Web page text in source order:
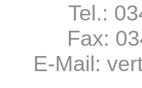
Tel.:
Fax:
E-Mail: